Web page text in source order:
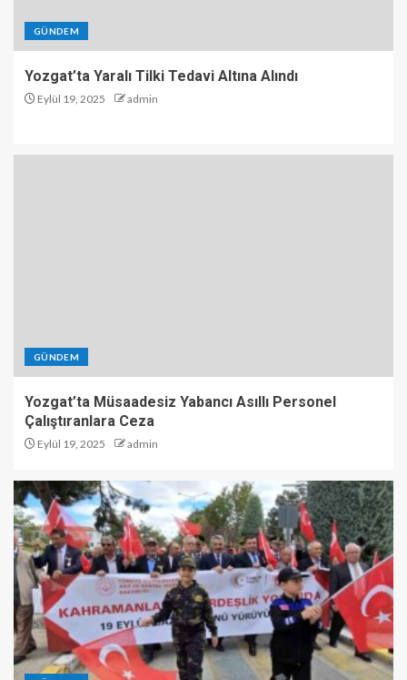
GÜNDEM
Yozgat’ta Yaralı Tilki Tedavi Altına Alındı
Eylül 19, 2025 admin
GÜNDEM
Yozgat’ta Müsaadesiz Yabancı Asıllı Personel
Çalıştıranlara Ceza
Eylül 19, 2025 admin